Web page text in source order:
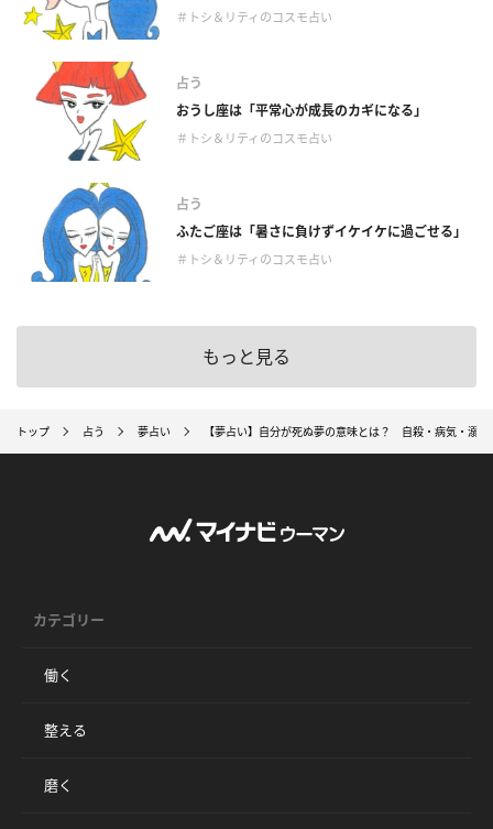
＃トシ＆リティのコスモ占い
占う
おうし座は「平常心が成長のカギになる」
＃トシ＆リティのコスモ占い
占う
ふたご座は「暑さに負けずイケイケに過ごせる」
＃トシ＆リティのコスモ占い
もっと見る
トップ 占う 夢占い 【夢占い】自分が死ぬ夢の意味とは？ 自殺・病気・溺
カテゴリー
働く
整える
磨く